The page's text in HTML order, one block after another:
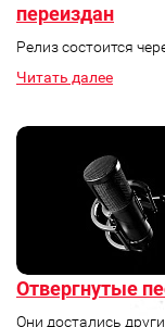
переиздан
Релиз состоится
Читать далее
Отвергнутые
Они достались